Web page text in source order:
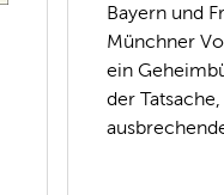
Bayern und
Münchner
ein
der